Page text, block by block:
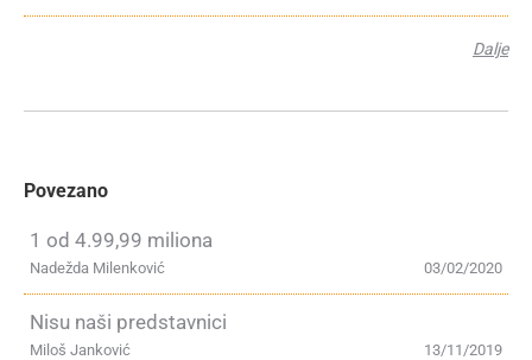
Dalje
Povezano
1 od 4.99,99 miliona
03/02/2020
Nadežda Milenković
Nisu naši predstavnici
13/11/2019
Miloš Janković